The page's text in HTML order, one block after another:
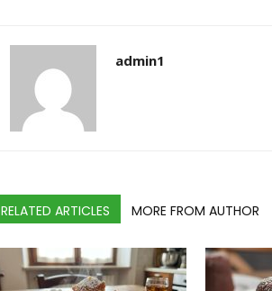
admin1
RELATED ARTICLES MORE FROM AUTHOR